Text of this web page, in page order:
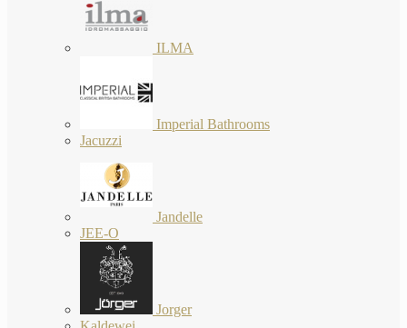
ILMA
Imperial Bathrooms
Jacuzzi
Jandelle
JEE-O
Jorger